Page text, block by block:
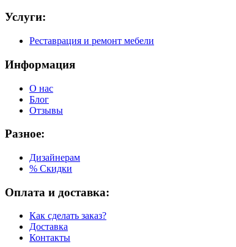
Услуги:
Реставрация и ремонт мебели
Информация
О нас
Блог
Отзывы
Разное:
Дизайнерам
% Скидки
Оплата и доставка:
Как сделать заказ?
Доставка
Контакты